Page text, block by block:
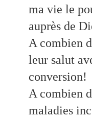
ma vie le
auprès de
A combien
leur salut
conversion!
A combien
maladies